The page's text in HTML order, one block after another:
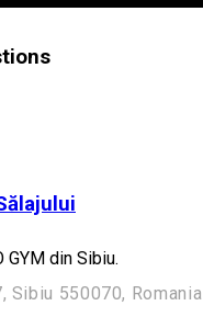
GYM din Sibiu.
Sibiu 550070, Romania